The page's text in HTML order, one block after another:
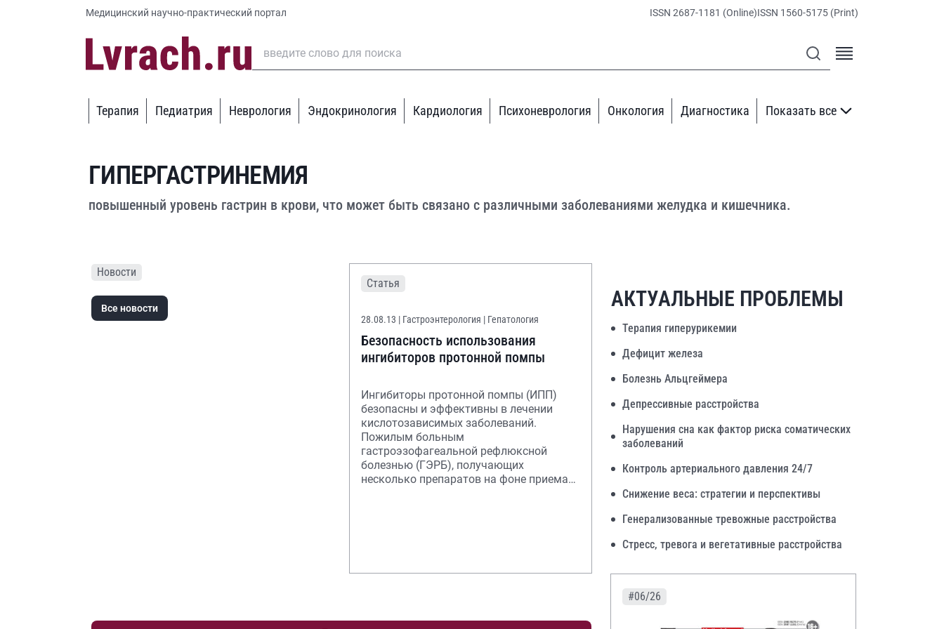
Медицинский научно-практический портал ISSN 2687-1181 (Online)ISSN 1560-5175 (Print)
Терапия Педиатрия Неврология Эндокринология Кардиология Психоневрология Онкология Диагностика Показать все
ГИПЕРГАСТРИНЕМИЯ
повышенный уровень гастрин в крови, что может быть связано с различными заболеваниями желудка и кишечника.
Новости
Все новости
Статья
28.08.13 | Гастроэнтерология | Гепатология
Безопасность использования
ингибиторов протонной помпы
Ингибиторы протонной помпы (ИПП)
безопасны и эффективны в лечении
кислотозависимых заболеваний.
Пожилым больным
гастроэзофагеальной рефлюксной
болезнью (ГЭРБ), получающих
несколько препаратов на фоне приема
АКТУАЛЬНЫЕ ПРОБЛЕМЫ
Терапия гиперурикемии
Дефицит железа
Болезнь Альцгеймера
Депрессивные расстройства
Нарушения сна как фактор риска соматических
заболеваний
Контроль артериального давления 24/7
Снижение веса: стратегии и перспективы
Генерализованные тревожные расстройства
Стресс, тревога и вегетативные расстройства
#06/26